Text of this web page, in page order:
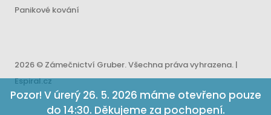
Pozor! V úrerý 26. 5. 2026 máme otevřeno pouze
do 14:30. Děkujeme za pochopení.
Panikové kování
2026 © Zámečnictví Gruber. Všechna práva vyhrazena. |
Espiral.cz